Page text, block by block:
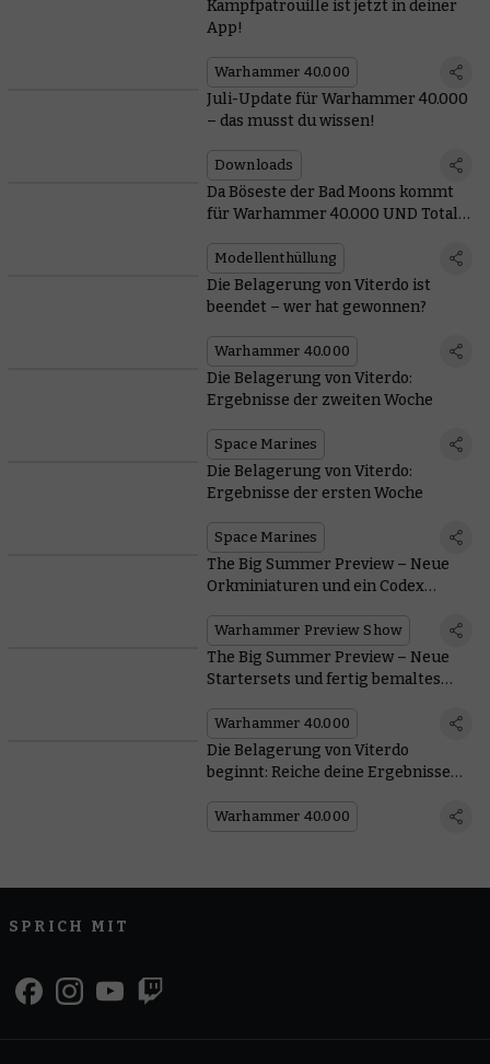
Kampfpatrouille ist jetzt in deiner
App!
Warhammer 40.000
Juli-Update für Warhammer 40.000
– das musst du wissen!
Downloads
Da Böseste der Bad Moons kommt
für Warhammer 40.000 UND Total
Modellenthüllung
Die Belagerung von Viterdo ist
beendet – wer hat gewonnen?
Warhammer 40.000
Die Belagerung von Viterdo:
Ergebnisse der zweiten Woche
Space Marines
Die Belagerung von Viterdo:
Ergebnisse der ersten Woche
Space Marines
The Big Summer Preview – Neue
Orkminiaturen und ein Codex
Warhammer Preview Show
The Big Summer Preview – Neue
Startersets und fertig bemaltes
Warhammer 40.000
Die Belagerung von Viterdo
beginnt: Reiche deine Ergebnisse
Warhammer 40.000
SPRICH MIT